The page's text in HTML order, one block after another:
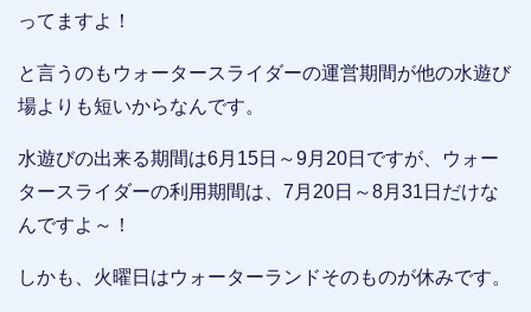
ってますよ！
と言うのもウォータースライダーの運営期間が他の水遊び
場よりも短いからなんです。
水遊びの出来る期間は6月15日～9月20日ですが、ウォー
タースライダーの利用期間は、7月20日～8月31日だけな
んですよ～！
しかも、火曜日はウォーターランドそのものが休みです。